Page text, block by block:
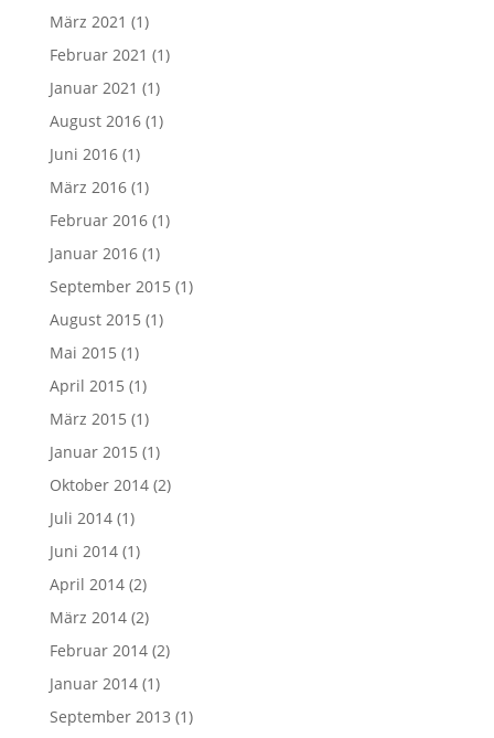
März 2021 (1)
Februar 2021 (1)
Januar 2021 (1)
August 2016(1)
Juni 2016(1)
März 2016(1)
Februar 2016(1)
Januar 2016(1)
September 2015 (1)
August 2015 (1)
Mai 2015 (1)
April 2015 (1)
März 2015 (1)
Januar 2015 (1)
Oktober 2014(2)
Juli 2014(1)
Juni 2014(1)
April 2014(2)
März 2014(2)
Februar 2014(2)
Januar 2014(1)
September 2013 (1)